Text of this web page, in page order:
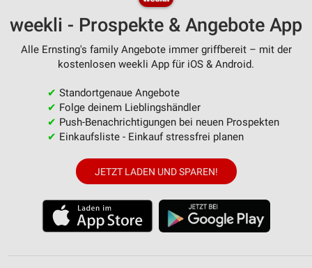
weekli - Prospekte & Angebote App
Alle Ernsting's family Angebote immer griffbereit – mit der
kostenlosen weekli App für iOS & Android.
✔ Standortgenaue Angebote
✔ Folge deinem Lieblingshändler
✔ Push-Benachrichtigungen bei neuen Prospekten
✔ Einkaufsliste - Einkauf stressfrei planen
JETZT LADEN UND SPAREN!